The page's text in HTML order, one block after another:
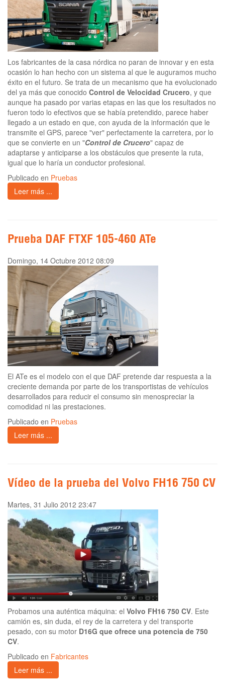
Los fabricantes de la casa nórdica no paran de innovar y en esta
ocasión lo han hecho con un sistema al que le auguramos mucho
éxito en el futuro. Se trata de un mecanismo que ha evolucionado
del ya más que conocido Control de Velocidad Crucero, y que
aunque ha pasado por varias etapas en las que los resultados no
fueron todo lo efectivos que se había pretendido, parece haber
llegado a un estado en que, con ayuda de la información que le
transmite el GPS, parece "ver" perfectamente la carretera, por lo
que se convierte en un "Control de Crucero" capaz de
adaptarse y anticiparse a los obstáculos que presente la ruta,
igual que lo haría un conductor profesional.
Publicado en Pruebas
Leer más ...
Prueba DAF FTXF 105-460 ATe
Domingo, 14 Octubre 2012 08:09
El ATe es el modelo con el que DAF pretende dar respuesta a la
creciente demanda por parte de los transportistas de vehículos
desarrollados para reducir el consumo sin menospreciar la
comodidad ni las prestaciones.
Publicado en Pruebas
Leer más ...
Vídeo de la prueba del Volvo FH16 750 CV
Martes, 31 Julio 2012 23:47
Probamos una auténtica máquina: el Volvo FH16 750 CV. Este
camión es, sin duda, el rey de la carretera y del transporte
pesado, con su motor D16G que ofrece una potencia de 750
CV.
Publicado en Fabricantes
Leer más ...